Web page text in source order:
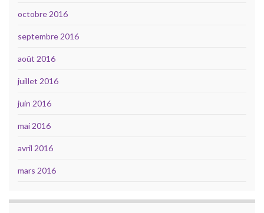
octobre 2016
septembre 2016
août 2016
juillet 2016
juin 2016
mai 2016
avril 2016
mars 2016